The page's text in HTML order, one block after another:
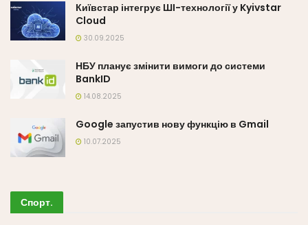
Київстар інтегрує ШІ-технології у Kyivstar
Cloud
30.09.2025
НБУ планує змінити вимоги до системи
BankID
14.08.2025
Google запустив нову функцію в Gmail
10.07.2025
Спорт.